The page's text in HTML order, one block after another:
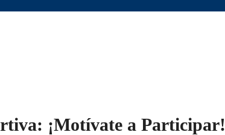
¡Motívate a Participar!